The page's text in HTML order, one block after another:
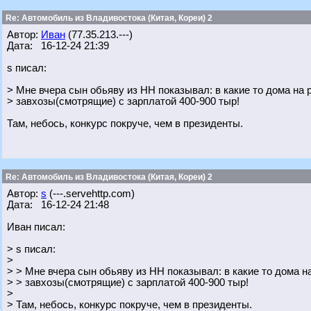
Re: Автомобиль из Владивостока (Китая, Кореи) 2
Автор: Иван (77.35.213.---)
Дата: 16-12-24 21:39
s писал:
> Мне вчера сын обьяву из НН показывал: в какие то дома на
> завхозы(смотрящие) с зарплатой 400-900 тыр!
Там, небось, конкурс покруче, чем в президенты.
Re: Автомобиль из Владивостока (Китая, Кореи) 2
Автор: s (---.servehttp.com)
Дата: 16-12-24 21:48
Иван писал:
> s писал:
>
> > Мне вчера сын обьяву из НН показывал: в какие то дома
> > завхозы(смотрящие) с зарплатой 400-900 тыр!
>
> Там, небось, конкурс покруче, чем в президенты.